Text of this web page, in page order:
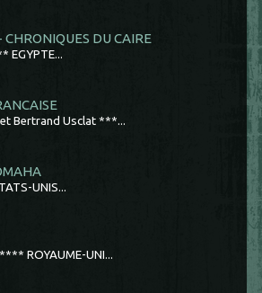
DU CAIRE
EGYPTE...
Bertrand Usclat ***...
UNIS...
ROYAUME-UNI...